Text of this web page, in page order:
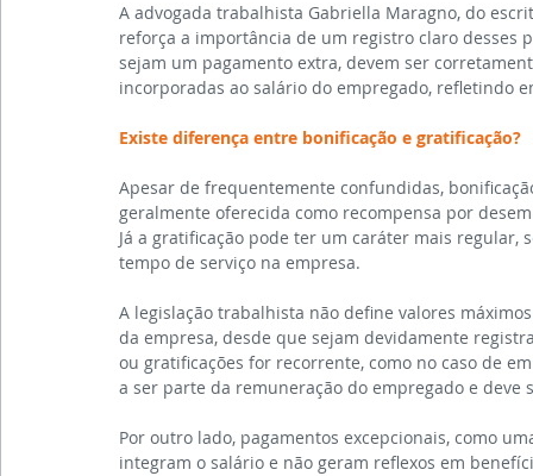
A advogada trabalhista Gabriella Maragno, do
reforça a importância de um registro claro desses
sejam um pagamento extra, devem ser
incorporadas ao salário do empregado, refletindo
Existe diferença entre bonificação e gratificação?
Apesar de frequentemente confundidas,
geralmente oferecida como recompensa por
Já a gratificação pode ter um caráter mais
tempo de serviço na empresa.
A legislação trabalhista não define valores
da empresa, desde que sejam devidamente
ou gratificações for recorrente, como no caso de
a ser parte da remuneração do empregado e deve
Por outro lado, pagamentos excepcionais, como
integram o salário e não geram reflexos em